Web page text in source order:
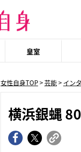
皇室
女性自身TOP>芸能> イン
横浜銀蝿